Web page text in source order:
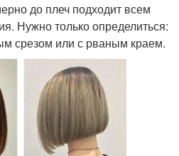
до плеч подходит всем
Нужно только определиться:
срезом или с рваным краем.